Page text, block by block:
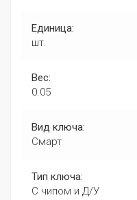
Единица:
шт.
Вес:
0.05
Вид ключа:
Смарт
Тип ключа:
С чипом и Д/У